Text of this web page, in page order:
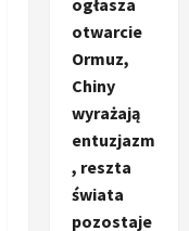
ogłasza
otwarcie
Ormuz,
Chiny
wyrażają
entuzjazm
, reszta
świata
pozostaje